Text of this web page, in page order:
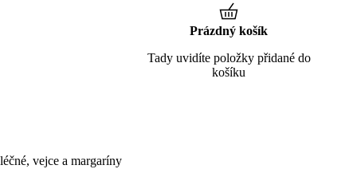
vejce a margaríny
Prázdný košík
Tady uvidíte položky přidané do
košíku